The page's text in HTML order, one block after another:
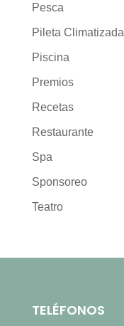
Pesca
Pileta Climatizada
Piscina
Premios
Recetas
Restaurante
Spa
Sponsoreo
Teatro
TELÉFONOS